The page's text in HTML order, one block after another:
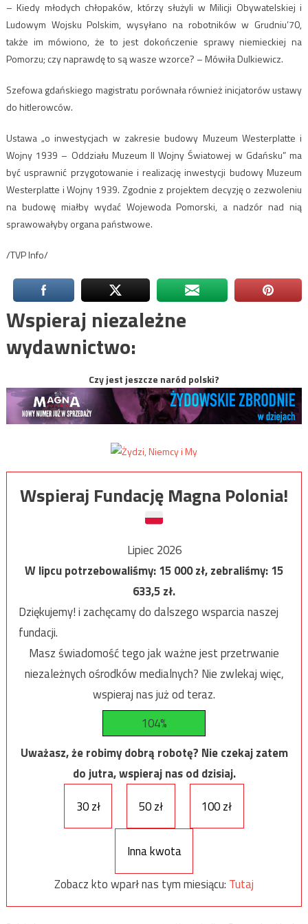
– Kiedy młodych chłopaków, którzy służyli w Milicji Obywatelskiej i
Ludowym Wojsku Polskim, wysyłano na robotników w Grudniu’70,
także im mówiono, że to jest dokończenie sprawy niemieckiej na
Pomorzu; czy naprawdę to są wasze wzorce? – Mówiła Dulkiewicz.
Szefowa gdańskiego magistratu porównała również inicjatorów ustawy
do hitlerowców.
Ustawa „o inwestycjach w zakresie budowy Muzeum Westerplatte i
Wojny 1939 – Oddziału Muzeum II Wojny Światowej w Gdańsku” ma
być usprawnić przygotowanie i realizację inwestycji budowy Muzeum
Westerplatte i Wojny 1939. Zgodnie z projektem decyzję o zezwoleniu
na budowę miałby wydać Wojewoda Pomorski, a nadzór nad nią
sprawowałyby organa państwowe.
/TVP Info/
Wspieraj niezależne
wydawnictwo:
Czy jest jeszcze naród polski?
Wspieraj Fundację Magna Polonia!
Lipiec 2026
W lipcu potrzebowaliśmy:15 000zł, zebraliśmy:15
633,5zł.
Dziękujemy! i zachęcamy do dalszego wsparcia naszej
fundacji.
Masz świadomość tego jak ważne jest przetrwanie
niezależnych ośrodków medialnych? Nie zwlekaj więc,
wspieraj nas już od teraz.
104%
Uważasz, że robimy dobrą robotę? Nie czekaj zatem
do jutra, wspieraj nas od dzisiaj.
30 zł
50 zł 100 zł
Inna kwota
Zobacz kto wparł nas tym miesiącu: Tutaj